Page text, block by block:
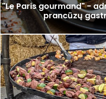
"Le Paris gourmand" -
prancūzų